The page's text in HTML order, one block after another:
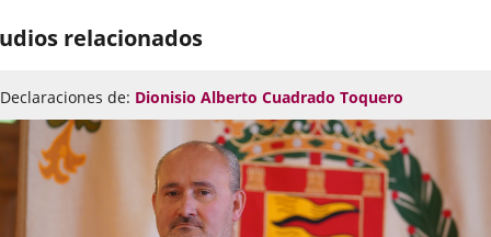
relacionados
Declaraciones de: Dionisio Alberto Cuadrado Toquero